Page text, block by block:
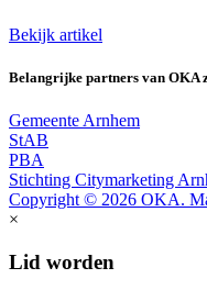
Bekijk artikel
Belangrijke partners van OKA
Gemeente Arnhem
StAB
PBA
Stichting Citymarketing
Copyright © 2026 OKA.
×
Lid worden